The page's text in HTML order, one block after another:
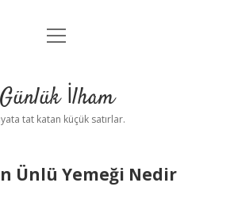
Anasayfa
Yasal Uyarı
menüyü
Günlük İlham
tat katan küçük satırlar.
Ünlü Yemeği Nedir